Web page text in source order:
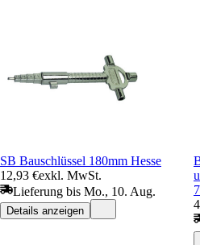
SB Bauschlüssel 180mm Hesse
12,93 €exkl. MwSt.
Lieferung bis Mo., 10. Aug.
Details anzeigen